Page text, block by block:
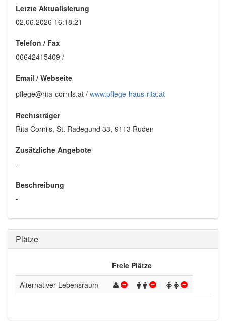
Letzte Aktualisierung
02.06.2026 16:18:21
Telefon / Fax
06642415409 /
Email / Webseite
pflege@rita-cornils.at / www.pflege-haus-rita.at
Rechtsträger
Rita Cornils, St. Radegund 33, 9113 Ruden
Zusätzliche Angebote
-
Beschreibung
-
Plätze
Freie Plätze
Alternativer Lebensraum